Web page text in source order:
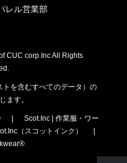
レル営業部
CUC corp.Inc All Rights
を含むすべてのデータ）の
ます。
Scot.Inc | 作業服・ワー
（スコットインク）